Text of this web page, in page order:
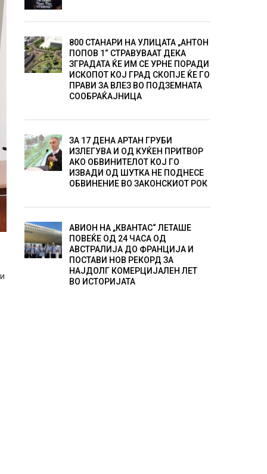
800 СТАНАРИ НА УЛИЦАТА „АНТОН
ПОПОВ 1“ СТРАВУВААТ ДЕКА
ЗГРАДАТА ЌЕ ИМ СЕ УРНЕ ПОРАДИ
ИСКОПОТ КОЈ ГРАД СКОПЈЕ ЌЕ ГО
ПРАВИ ЗА ВЛЕЗ ВО ПОДЗЕМНАТА
СООБРАЌАЈНИЦА
ЗА 17 ДЕНА АРТАН ГРУБИ
ИЗЛЕГУВА И ОД КУЌЕН ПРИТВОР
АКО ОБВИНИТЕЛОТ КОЈ ГО
ИЗВАДИ ОД ШУТКА НЕ ПОДНЕСЕ
ОБВИНЕНИЕ ВО ЗАКОНСКИОТ РОК
АВИОН НА „КВАНТАС“ ЛЕТАШЕ
ПОВЕЌЕ ОД 24 ЧАСА ОД
АВСТРАЛИЈА ДО ФРАНЦИЈА И
ПОСТАВИ НОВ РЕКОРД ЗА
НАЈДОЛГ КОМЕРЦИЈАЛЕН ЛЕТ
ВО ИСТОРИЈАТА